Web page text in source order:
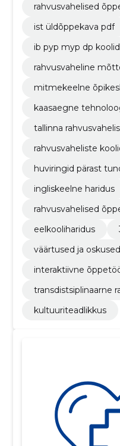
rahvusvahelised
ist üldõppekava pdf
ib pyp myp dp
rahvusvaheline
mitmekeelne
kaasaegne
tallinna
rahvusvaheliste
huviringid pärast
ingliskeelne haridus
rahvusvahelised
eelkooliharidus
väärtused ja oskused
interaktiivne
transdistsiplinaarne
kultuuriteadlikkus